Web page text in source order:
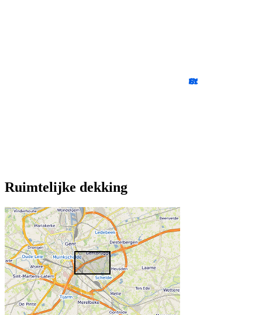
Ruimtelijke dekking